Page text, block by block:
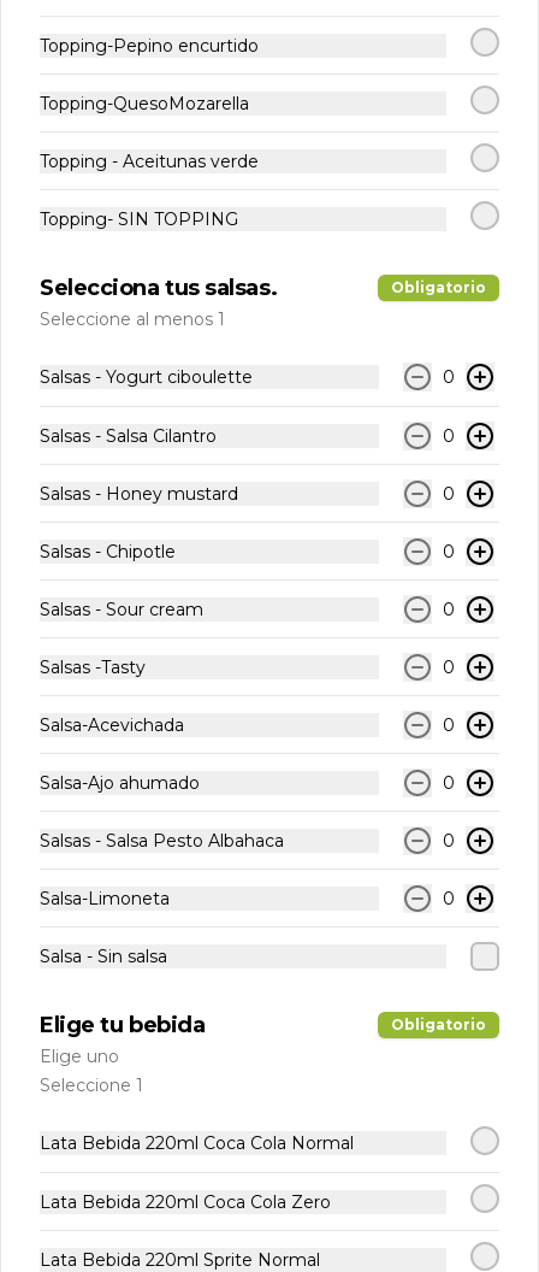
jengibre
Kombucha que contiene jugo
Jengibre
$2.990
Normal
Lata 350 - Coca Cola
Lata 350 - Fanta Zero
Lata 350 - Sprite Zero
Postres
- 16%
Bombones de
Frambuesa Helados
Frutos del maipo 150 g
Refresca tu paladar con estos
con un toque frutal, perfectos para un
antojo. Sus 150g son ideales para
Topping-Pepino encurtido
Topping-QuesoMozarella
Topping - Aceitunas verde
Topping- SIN TOPPING
Selecciona tus salsas. Obligatorio
Seleccione al menos 1
Salsas - Yogurt ciboulette 0
Salsas - Salsa Cilantro 0
Salsas - Honey mustard 0
Salsas - Chipotle 0
Salsas - Sour cream 0
Salsas -Tasty 0
Salsa-Acevichada 0
Salsa-Ajo ahumado 0
Salsas - Salsa Pesto Albahaca 0
Salsa-Limoneta 0
Salsa - Sin salsa
Elige tu bebida Obligatorio
Elige uno
Seleccione 1
Lata Bebida 220ml Coca Cola Normal
Lata Bebida 220ml Coca Cola Zero
Lata Bebida 220ml Sprite Normal